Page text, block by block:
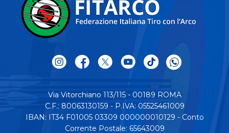
Via Vitorchiano 113/115 - 00189 ROMA
C.F.: 80063130159 - P.IVA: 05525461009
IBAN: IT34 F01005 03309 000000010129 - Conto
Corrente Postale: 65643009